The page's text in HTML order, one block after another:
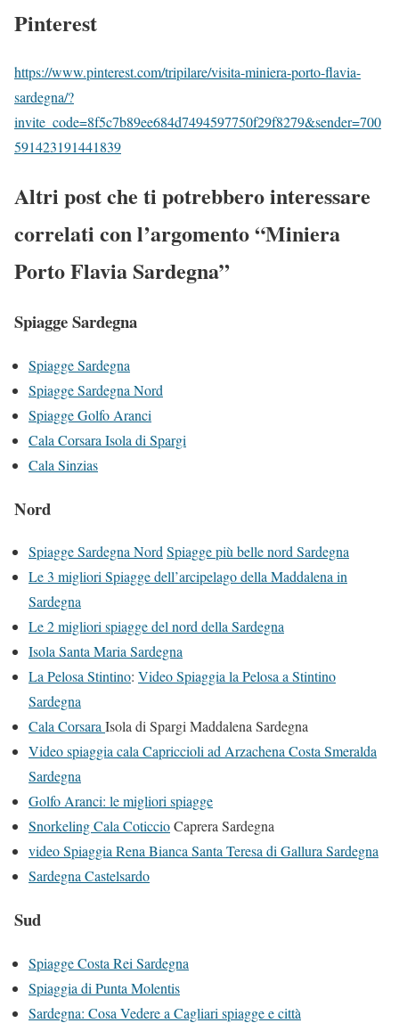
Pinterest
https://www.pinterest.com/tripilare/visita-miniera-porto-flavia-
sardegna/?
invite_code=8f5c7b89ee684d7494597750f29f8279&sender=700
591423191441839
Altri post che ti potrebbero interessare
correlati con l’argomento “Miniera
Porto Flavia Sardegna”
Spiagge Sardegna
Spiagge Sardegna
Spiagge Sardegna Nord
Spiagge Golfo Aranci
Cala Corsara Isola di Spargi
Cala Sinzias
Nord
Spiagge Sardegna NordSpiagge più belle nord Sardegna
Le 3 migliori Spiagge dell’arcipelago della Maddalena in
Sardegna
Le 2 migliori spiagge del nord della Sardegna
Isola Santa Maria Sardegna
La Pelosa Stintino: Video Spiaggia la Pelosa a Stintino
Sardegna
Cala CorsaraIsola di Spargi Maddalena Sardegna
Video spiaggia cala Capriccioli ad Arzachena Costa Smeralda
Sardegna
Golfo Aranci: le migliori spiagge
Snorkeling Cala CoticcioCaprera Sardegna
video Spiaggia Rena Bianca Santa Teresa di Gallura Sardegna
Sardegna Castelsardo
Sud
Spiagge Costa Rei Sardegna
Spiaggia di Punta Molentis
Sardegna: Cosa Vedere a Cagliari spiagge e città